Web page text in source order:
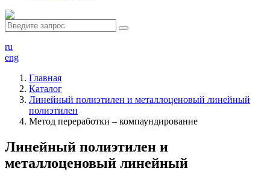
ru
eng
Главная
Каталог
Линейный полиэтилен и металлоценовый линейный
полиэтилен
Метод переработки – компаундирование
Линейный полиэтилен и
металлоценовый линейный